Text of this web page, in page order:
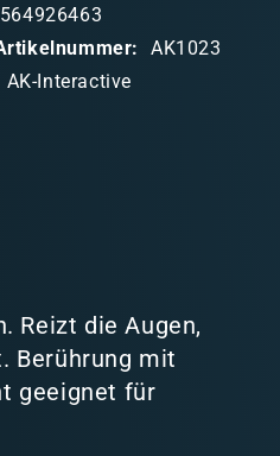
AK1023
AK-Interactive
Reizt die Augen,
Berührung mit
geeignet für